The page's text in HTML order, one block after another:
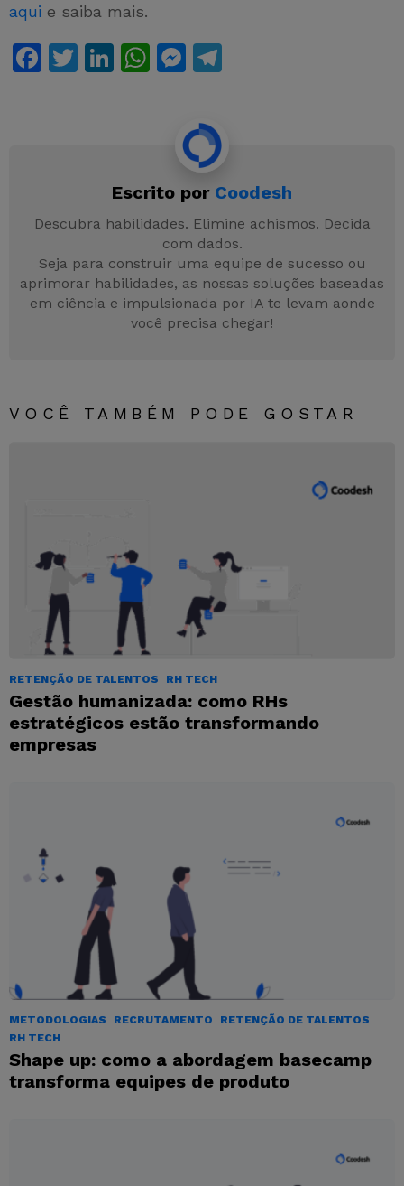
aqui e saiba mais.
F
o
k
T
Li
n
W
p
p
M
s
s
e
n
g
er
m
Escrito por Coodesh
Descubra habilidades. Elimine achismos. Decida
com dados.
Seja para construir uma equipe de sucesso ou
aprimorar habilidades, as nossas soluções baseadas
em ciência e impulsionada por IA te levam aonde
você precisa chegar!
VOCÊ TAMBÉM PODE GOSTAR
RETENÇÃO DE TALENTOS RH TECH
Gestão humanizada: como RHs
estratégicos estão transformando
empresas
METODOLOGIAS RECRUTAMENTO
RETENÇÃO DE TALENTOS
RH TECH
Shape up: como a abordagem basecamp
transforma equipes de produto